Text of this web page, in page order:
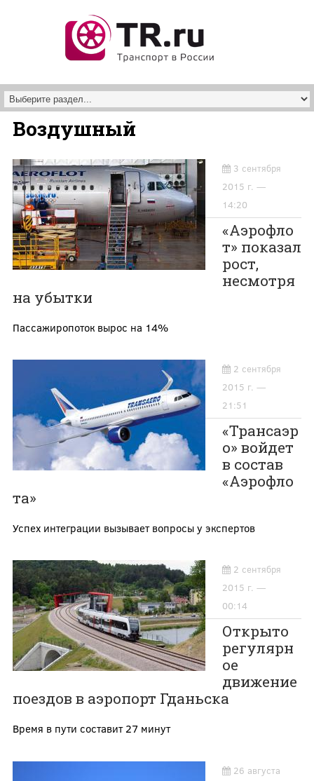
Воздушный
3 сентября
2015 г. —
14:20
«Аэрофло
т» показал
рост,
несмотря
на убытки
Пассажиропоток вырос на 14%
2 сентября
2015 г. —
21:51
«Трансаэр
о» войдет
в состав
«Аэрофло
та»
Успех интеграции вызывает вопросы у экспертов
2 сентября
2015 г. —
00:14
Открыто
регулярн
ое
движение
поездов в аэропорт Гданьска
Время в пути составит 27 минут
26 августа